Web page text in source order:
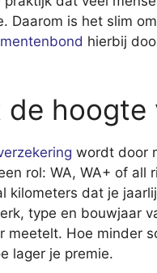
Daarom is het slim
hierbij
hoogte
wordt door
rol: WA, WA+ of all
kilometers dat je
type en bouwjaar
meetelt. Hoe minder
lager je premie.